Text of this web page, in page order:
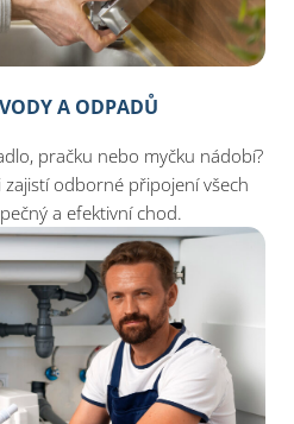
A ODPADŮ
pračku nebo myčku nádobí?
zajistí odborné připojení všech
a efektivní chod.